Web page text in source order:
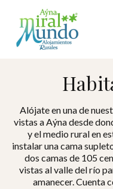
Alójate en una de
vistas a Aýna desde
y el medio rural en
instalar una cama
dos camas de 105
vistas al valle del río
amanecer. Cuenta